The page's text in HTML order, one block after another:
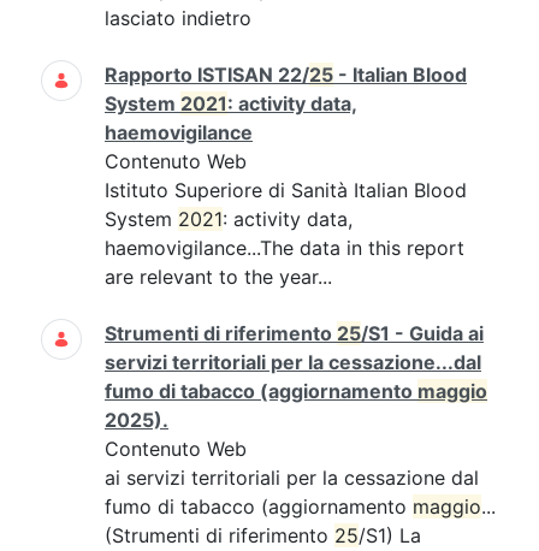
lasciato indietro
Rapporto ISTISAN 22/25 - Italian Blood
System 2021: activity data,
haemovigilance
Contenuto Web
Istituto Superiore di Sanità Italian Blood
System 2021: activity data,
haemovigilance...The data in this report
are relevant to the year...
Strumenti di riferimento 25/S1 - Guida ai
servizi territoriali per la cessazione...dal
fumo di tabacco (aggiornamento maggio
2025).
Contenuto Web
ai servizi territoriali per la cessazione dal
fumo di tabacco (aggiornamento maggio...
(Strumenti di riferimento 25/S1) La